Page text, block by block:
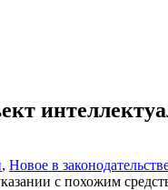
, Новое в
с похожим